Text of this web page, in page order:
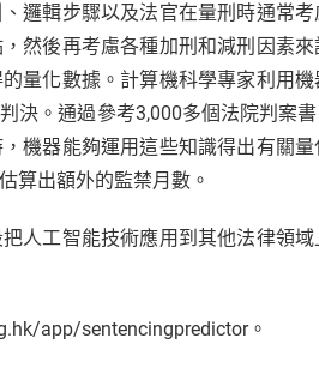
邏輯步驟以及法官在量刑時通常
然後再考慮各種加刑和減刑因素
量化數據。計算機科學專家利用
決。通過參考3,000多個法院判案
機器能夠運用這些知識得出有關
算出額外的監禁月數。
人工智能技術應用到其他法律領
app/sentencingpredictor。